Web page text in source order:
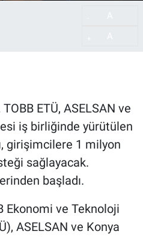
ETÜ, ASELSAN ve
iş birliğinde yürütülen
girişimcilere 1 milyon
sağlayacak.
başladı.
Ekonomi ve Teknoloji
ASELSAN ve Konya